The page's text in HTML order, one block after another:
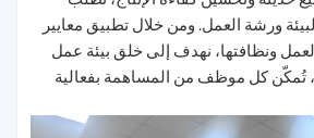
لبيئة ورشة العمل. ومن خلال تطبيق معايير
ونظافتها، نهدف إلى خلق بيئة عمل
تُمكّن كل موظف من المساهمة بفعالية